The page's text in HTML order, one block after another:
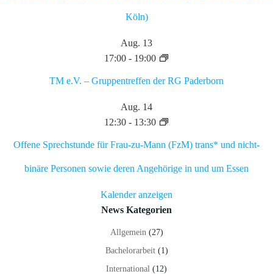
Köln)
Aug. 13
17:00- 19:00
TM e.V. – Gruppentreffen der RG Paderborn
Aug. 14
12:30- 13:30
Offene Sprechstunde für Frau-zu-Mann (FzM) trans* und nicht-
binäre Personen sowie deren Angehörige in und um Essen
Kalender anzeigen
News Kategorien
Allgemein (27)
Bachelorarbeit(1)
International (12)